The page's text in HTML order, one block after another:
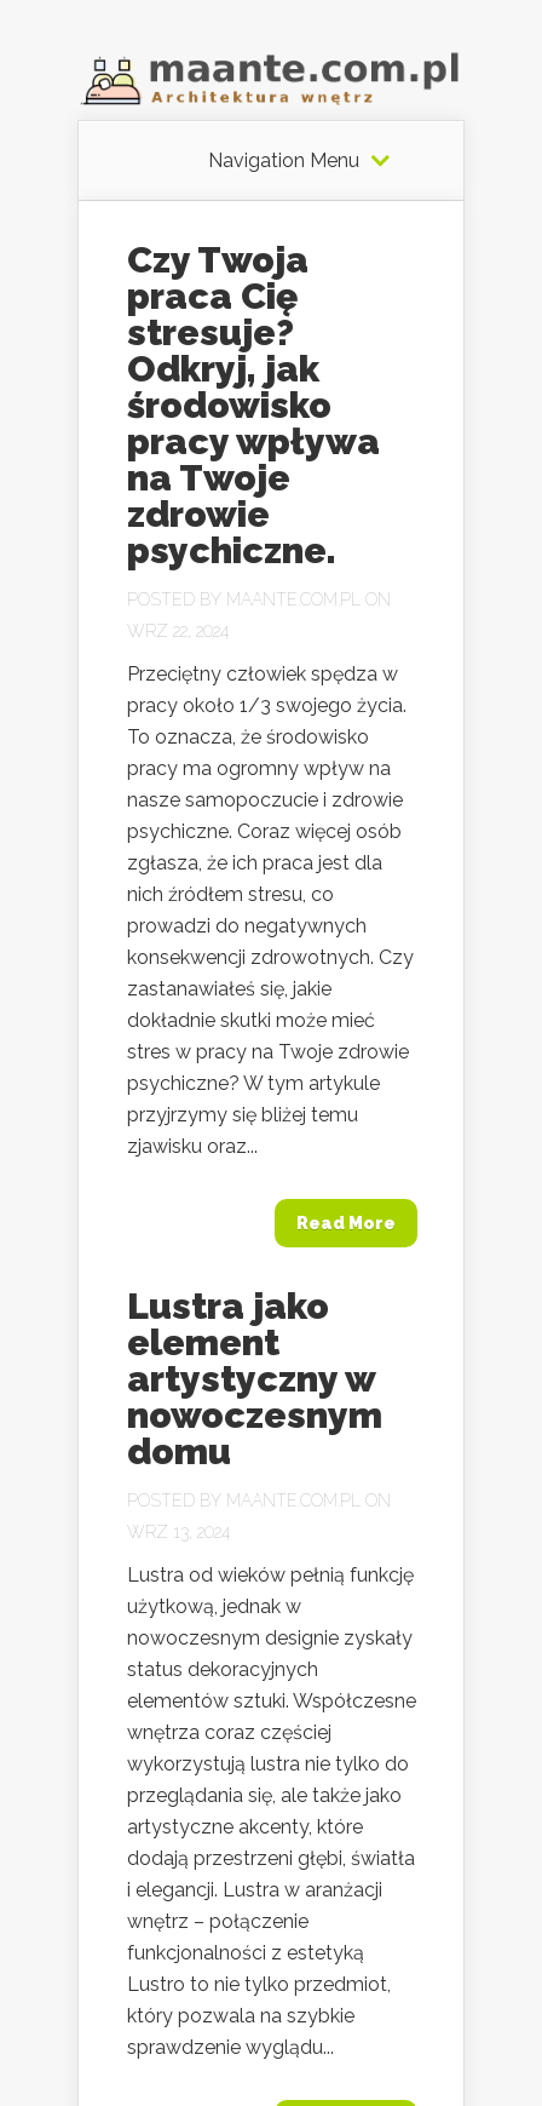
Navigation Menu
Czy Twoja
praca Cię
stresuje?
Odkryj, jak
środowisko
pracy wpływa
na Twoje
zdrowie
psychiczne.
POSTED BY MAANTE.COM.PL
ON
WRZ 22, 2024
Przeciętny człowiek spędza w
pracy około 1/3 swojego życia.
To oznacza, że środowisko
pracy ma ogromny wpływ na
nasze samopoczucie i zdrowie
psychiczne. Coraz więcej osób
zgłasza, że ich praca jest dla
nich źródłem stresu, co
prowadzi do negatywnych
konsekwencji zdrowotnych. Czy
zastanawiałeś się, jakie
dokładnie skutki może mieć
stres w pracy na Twoje zdrowie
psychiczne? W tym artykule
przyjrzymy się bliżej temu
zjawisku oraz...
Read More
Lustra jako
element
artystyczny w
nowoczesnym
domu
POSTED BY MAANTE.COM.PL
ON
WRZ 13, 2024
Lustra od wieków pełnią funkcję
użytkową, jednak w
nowoczesnym designie zyskały
status dekoracyjnych
elementów sztuki. Współczesne
wnętrza coraz częściej
wykorzystują lustra nie tylko do
przeglądania się, ale także jako
artystyczne akcenty, które
dodają przestrzeni głębi, światła
i elegancji. Lustra w aranżacji
wnętrz – połączenie
funkcjonalności z estetyką
Lustro to nie tylko przedmiot,
który pozwala na szybkie
sprawdzenie wyglądu...